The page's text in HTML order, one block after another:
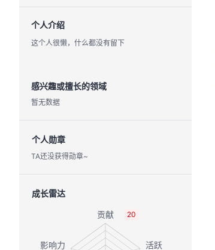
个人介绍
这个人很懒，什么都没有留下
感兴趣或擅长的领域
暂无数据
个人勋章
TA还没获得勋章~
成长雷达
20